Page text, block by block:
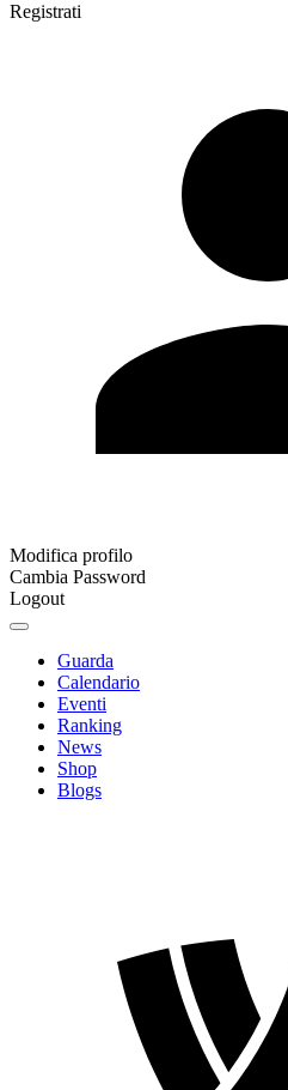
Registrati
Modifica profilo
Cambia Password
Logout
Guarda
Calendario
Eventi
Ranking
News
Shop
Blogs